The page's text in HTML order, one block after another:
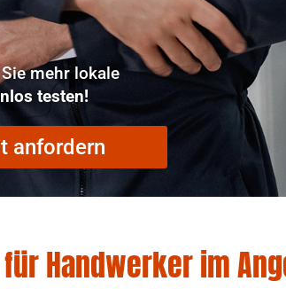
mehr lokale
testen!
anfordern
Handwerker im